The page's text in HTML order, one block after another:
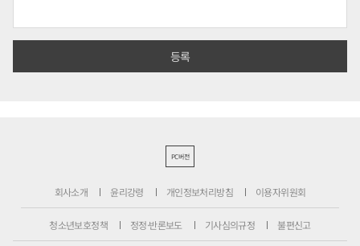
PC버전
회사소개 윤리강령 개인정보처리방침 이용자위원회
청소년보호정책 정정·반론보도 기사심의규정 불편신고